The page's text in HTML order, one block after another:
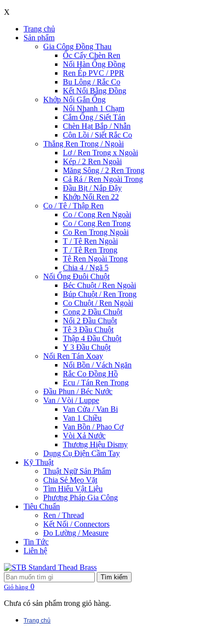
X
Trang chủ
Sản phẩm
Gia Công Đồng Thau
Ốc Cấy Chèn Ren
Nối Hàn Ống Đồng
Ren Ép PVC / PPR
Bu Lông / Rắc Co
Kết Nối Bằng Đồng
Khớp Nối Gắn Ống
Nối Nhanh 1 Chạm
Cắm Ống / Siết Tán
Chèn Hạt Bắp / Nhẫn
Côn Lồi / Siết Rắc Co
Thẳng Ren Trong / Ngoài
Lơ / Ren Trong x Ngoài
Kép / 2 Ren Ngoài
Măng Sông / 2 Ren Trong
Cả Rá / Ren Ngoài Trong
Đầu Bịt / Nắp Đậy
Khớp Nối Ren 22
Co / Tê / Thập Ren
Co / Cong Ren Ngoài
Co / Cong Ren Trong
Co Ren Trong Ngoài
T / Tê Ren Ngoài
T / Tê Ren Trong
Tê Ren Ngoài Trong
Chia 4 / Ngã 5
Nối Ống Đuôi Chuột
Béc Chuột / Ren Ngoài
Búp Chuột / Ren Trong
Co Chuột / Ren Ngoài
Cong 2 Đầu Chuột
Nối 2 Đầu Chuột
Tê 3 Đầu Chuột
Thập 4 Đầu Chuột
Y 3 Đầu Chuột
Nối Ren Tán Xoay
Nối Bồn / Vách Ngăn
Rắc Co Đồng Hồ
Ecu / Tán Ren Trong
Đầu Phun / Béc Nước
Van / Vòi / Luppe
Van Cửa / Van Bi
Van 1 Chiều
Van Bồn / Phao Cơ
Vòi Xả Nước
Thương Hiệu Dismy
Dụng Cụ Điện Cầm Tay
Kỹ Thuật
Thuật Ngữ Sản Phẩm
Chia Sẻ Mẹo Vặt
Tìm Hiểu Vật Liệu
Phương Pháp Gia Công
Tiêu Chuẩn
Ren / Thread
Kết Nối / Connectors
Đo Lường / Measure
Tin Tức
Liên hệ
Tìm kiếm
Giỏ hàng 0
Chưa có sản phẩm trong giỏ hàng.
Trang chủ